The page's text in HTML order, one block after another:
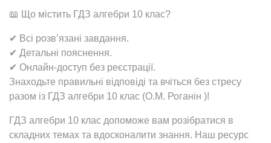
📖 Що містить ГДЗ алгебри 10 клас?
✔ Всі розв’язані завдання.
✔ Детальні пояснення.
✔ Онлайн-доступ без реєстрації.
Знаходьте правильні відповіді та вчіться без стресу
разом із ГДЗ алгебри 10 клас (О.М. Роганін )!
ГДЗ алгебри 10 клас допоможе вам розібратися в
складних темах та вдосконалити знання. Наш ресурс